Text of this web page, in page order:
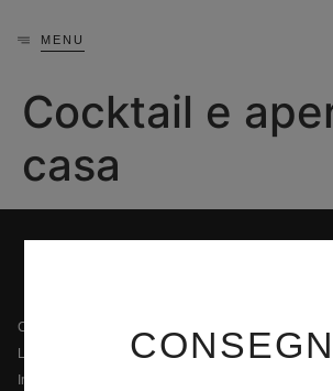
MENU
Cocktail e
casa
Chi siamo
La privacy
Informazioni legali